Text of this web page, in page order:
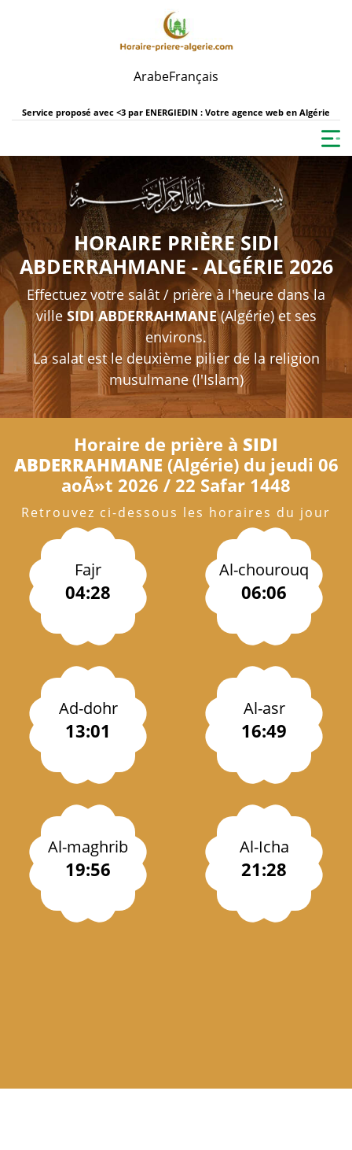
ArabeFrançais
Service proposé avec <3 par ENERGIEDIN : Votre agence web en Algérie
HORAIRE PRIÈRE SIDI
ABDERRAHMANE - ALGÉRIE 2026
Effectuez votre salât / prière à l'heure dans la
ville SIDI ABDERRAHMANE(Algérie) et ses
environs.
La salat est le deuxième pilier de la religion
musulmane (l'Islam)
Horaire de prière à SIDI
ABDERRAHMANE (Algérie) du jeudi 06
aoÃ»t 2026 / 22 Safar 1448
Retrouvez ci-dessous les horaires du jour
Fajr
04:28
Al-chourouq
06:06
Ad-dohr
13:01
Al-asr
16:49
Al-maghrib
19:56
Al-Icha
21:28